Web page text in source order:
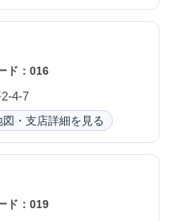
ド：016
4-7
・支店詳細を見る
ド：019